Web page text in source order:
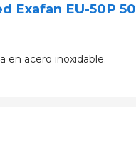
Exafan EU-50P 50
en acero inoxidable.